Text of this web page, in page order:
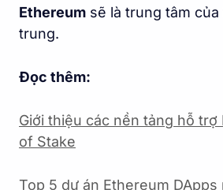
Ethereum sẽ là trung tâm
trung.
Đọc thêm:
Giới thiệu các nền tảng hỗ
of Stake
Top 5 dự án Ethereum DApps